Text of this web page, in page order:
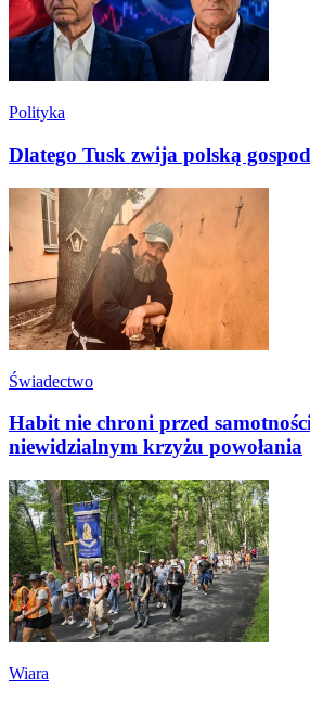
Polityka
Dlatego Tusk zwija polską
Świadectwo
Habit nie chroni przed
niewidzialnym krzyżu powołania
Wiara